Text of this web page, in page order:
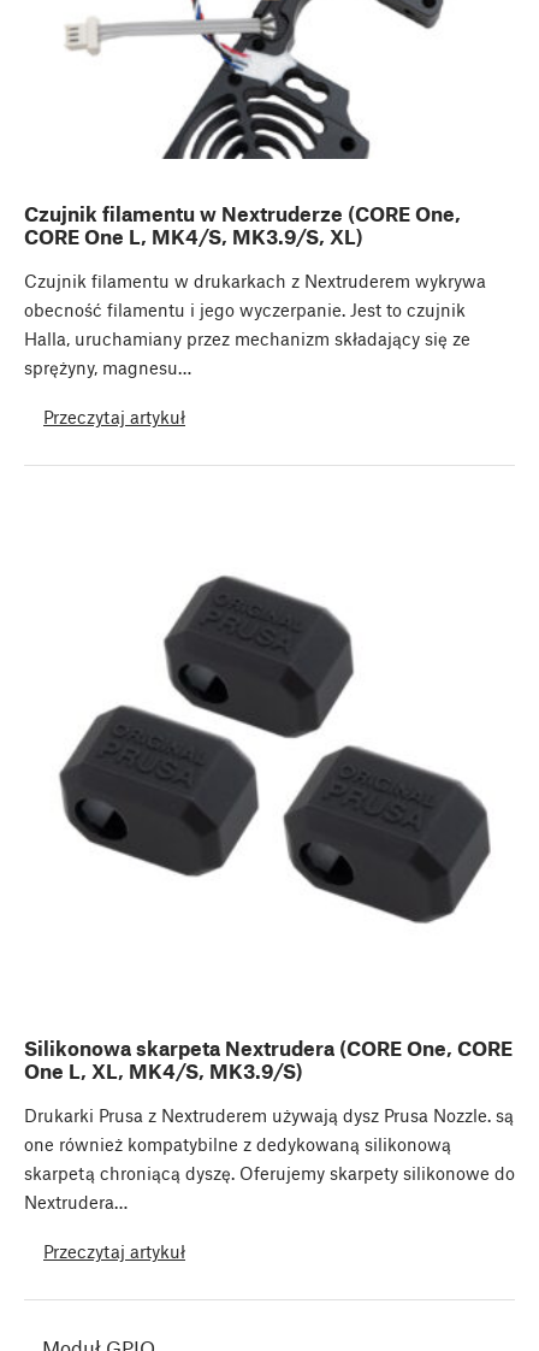
Czujnik filamentu w Nextruderze (CORE One,
CORE One L, MK4/S, MK3.9/S, XL)
Czujnik filamentu w drukarkach z Nextruderem wykrywa
obecność filamentu i jego wyczerpanie. Jest to czujnik
Halla, uruchamiany przez mechanizm składający się ze
sprężyny, magnesu…
Przeczytaj artykuł
Silikonowa skarpeta Nextrudera (CORE One, CORE
One L, XL, MK4/S, MK3.9/S)
Drukarki Prusa z Nextruderem używają dysz Prusa Nozzle. są
one również kompatybilne z dedykowaną silikonową
skarpetą chroniącą dyszę. Oferujemy skarpety silikonowe do
Nextrudera…
Przeczytaj artykuł